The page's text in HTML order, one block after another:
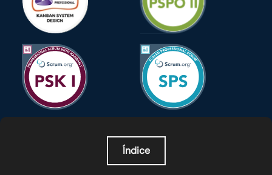
O que é orquestração de agentes de IA?
Índice